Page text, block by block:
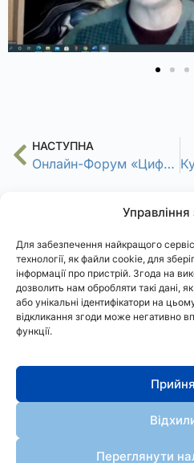
Для забезпечення найкращого
технології, як файли cookie, для
інформації про пристрій. Згода на
дозволить нам обробляти такі дані,
або унікальні ідентифікатори на
відкликання згоди може негативно
функції.
Переглянути
НАСТУПНА
Онлайн-Форум «Цифрові трансформації в освіті, бізнесі, ІТ та культурі»
АСтРО
Політика конфіденційності
АСТРО